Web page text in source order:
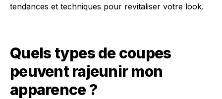
tendances et techniques pour revitaliser votre look.
Quels types de coupes
peuvent rajeunir mon
apparence ?